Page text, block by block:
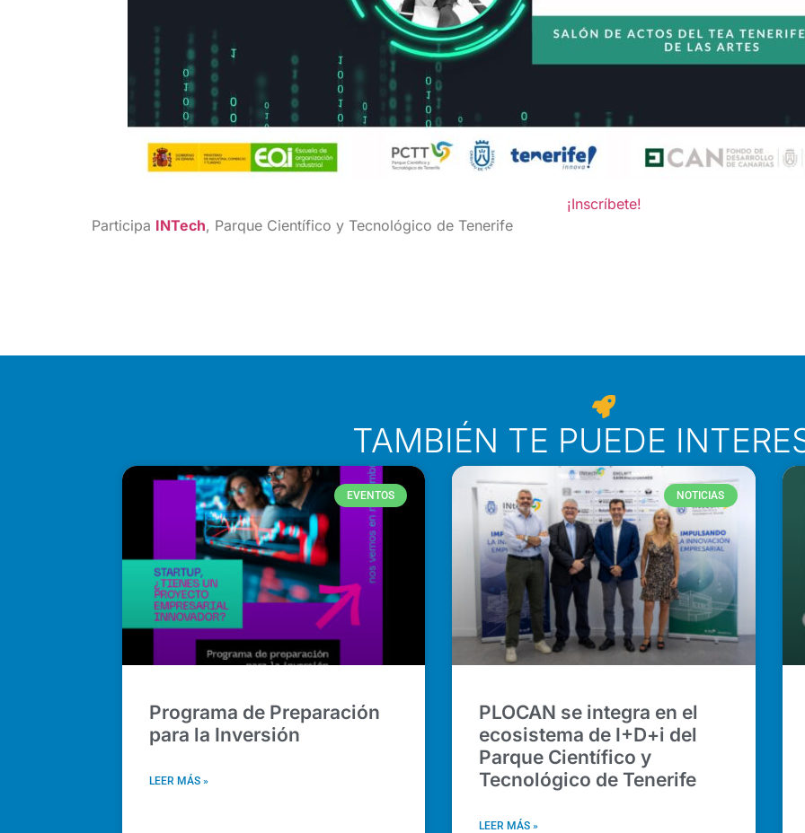
¡Inscríbete!
Participa INTech, Parque Científico y Tecnológico de Tenerife
TAMBIÉN TE PUEDE
EVENTOS
Programa de Preparación
para la Inversión
LEER MÁS »
NOTICIAS
PLOCAN se integra en el
ecosistema de I+D+i del
Parque Científico y
Tecnológico de Tenerife
LEER MÁS »